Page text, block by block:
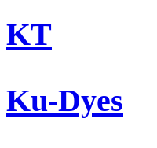
KT
Ku-Dyes